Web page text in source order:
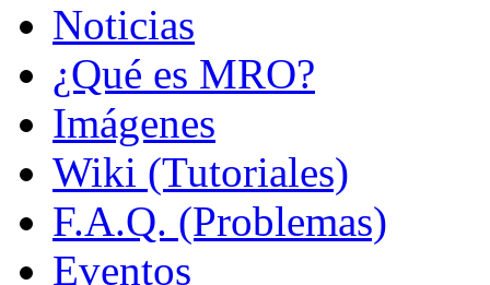
Noticias
¿Qué es MRO?
Imágenes
Wiki (Tutoriales)
F.A.Q. (Problemas)
Eventos